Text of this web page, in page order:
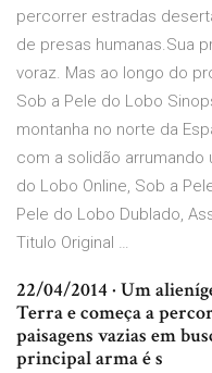
percorrer estradas
de presas humanas.Sua
voraz. Mas ao longo do
Sob a Pele do Lobo
montanha no norte da
com a solidão arrumando
do Lobo Online, Sob a
Pele do Lobo Dublado,
Titulo Original …
22/04/2014 · Um
Terra e começa a
paisagens vazias em
principal arma é s